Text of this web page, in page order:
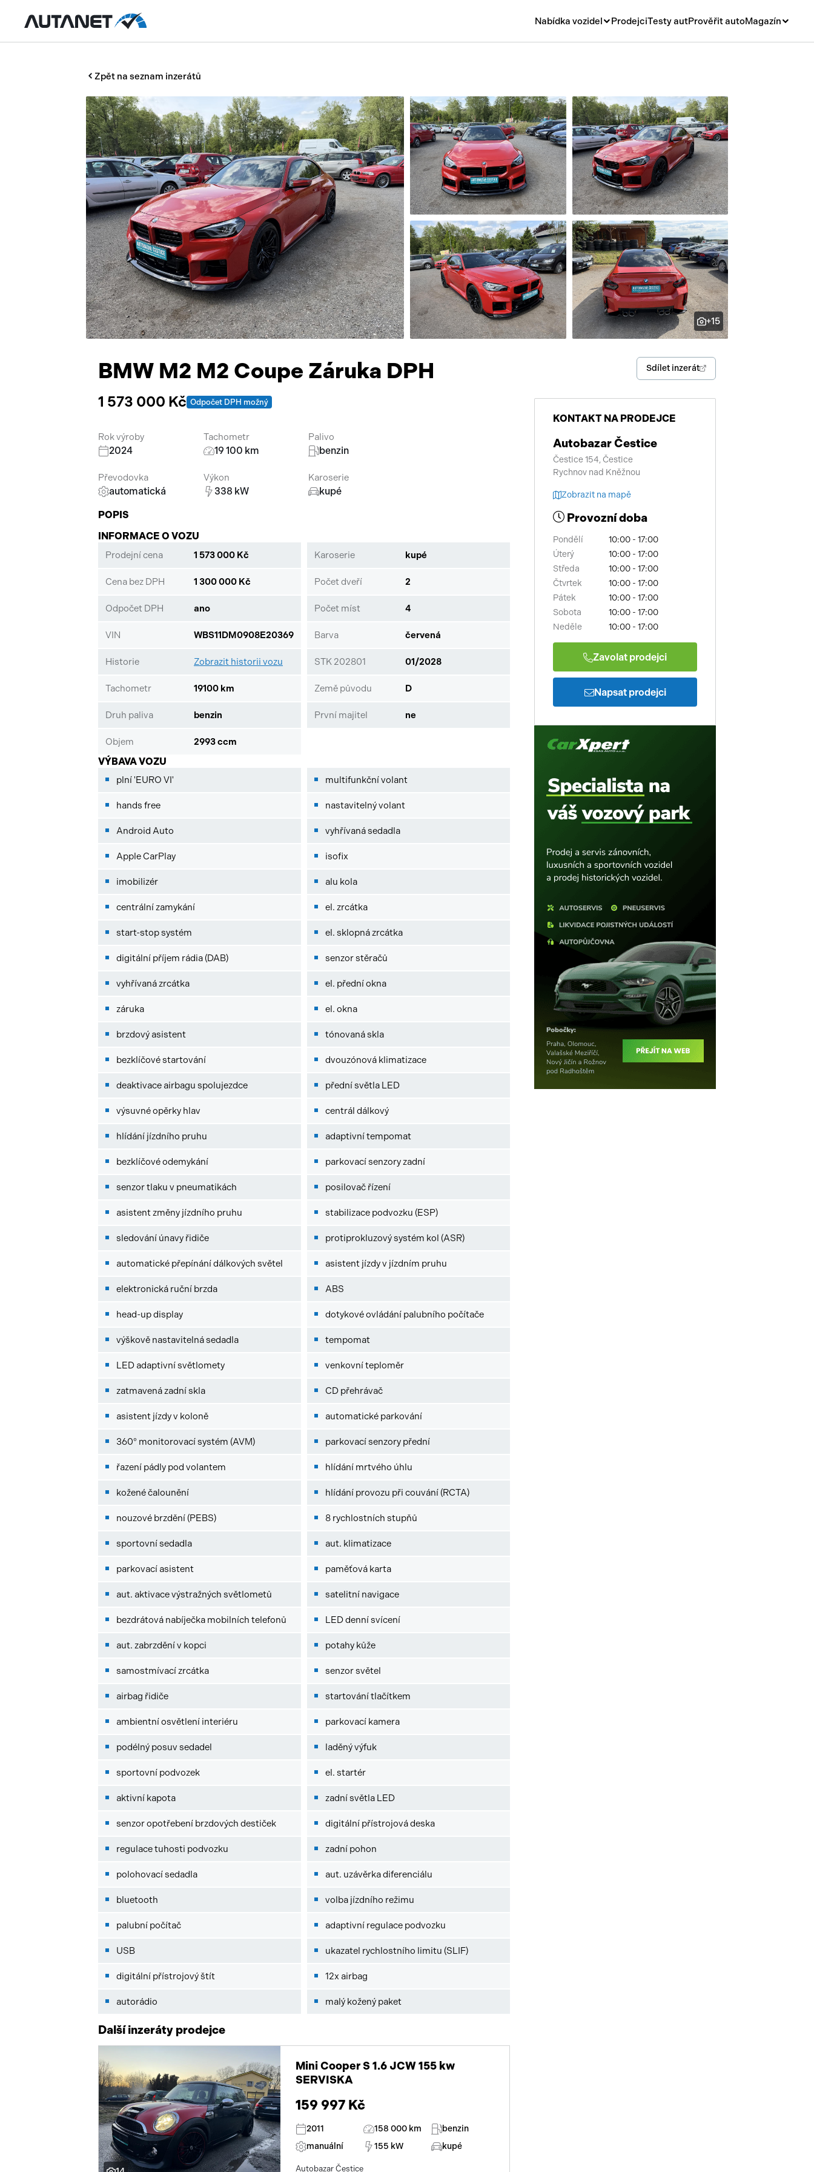
Nabídka vozidel
Nákladní
Obytná
Motorky
Přívěsy a návěsy
Autobusy
Pracovní stroje
Náhradní díly
Příslušenství
ProdejciTesty autPrověřit autoMagazín
Nové modely
Ojetiny
Auto a život
Videa
Zpět na seznam inzerátů
+15
BMW M2 M2 Coupe Záruka DPH
1 573 000 Kč Odpočet DPH možný
Rok výroby
2024
Tachometr
19 100 km
Palivo
benzin
Převodovka
automatická
Výkon
338 kW
Karoserie
kupé
POPIS
INFORMACE O VOZU
Prodejní cena 1 573 000 Kč
Cena bez DPH 1 300 000 Kč
Odpočet DPH ano
VIN WBS11DM0908E20369
Historie Zobrazit historii vozu
Tachometr 19100 km
Druh paliva benzin
Objem 2993 ccm
Karoserie kupé
Počet dveří 2
Počet míst 4
Barva červená
STK 202801 01/2028
Země původu D
První majitel ne
VÝBAVA VOZU
plní 'EURO VI'
hands free
Android Auto
Apple CarPlay
imobilizér
centrální zamykání
start-stop systém
digitální příjem rádia (DAB)
vyhřívaná zrcátka
záruka
brzdový asistent
bezklíčové startování
deaktivace airbagu spolujezdce
výsuvné opěrky hlav
hlídání jízdního pruhu
bezklíčové odemykání
senzor tlaku v pneumatikách
asistent změny jízdního pruhu
sledování únavy řidiče
automatické přepínání dálkových světel
elektronická ruční brzda
head-up display
výškově nastavitelná sedadla
LED adaptivní světlomety
zatmavená zadní skla
asistent jízdy v koloně
360° monitorovací systém (AVM)
řazení pádly pod volantem
kožené čalounění
nouzové brzdění (PEBS)
sportovní sedadla
parkovací asistent
aut. aktivace výstražných světlometů
bezdrátová nabíječka mobilních telefonů
aut. zabrzdění v kopci
samostmívací zrcátka
airbag řidiče
ambientní osvětlení interiéru
podélný posuv sedadel
sportovní podvozek
aktivní kapota
senzor opotřebení brzdových destiček
regulace tuhosti podvozku
polohovací sedadla
bluetooth
palubní počítač
USB
digitální přístrojový štít
autorádio
multifunkční volant
nastavitelný volant
vyhřívaná sedadla
isofix
alu kola
el. zrcátka
el. sklopná zrcátka
senzor stěračů
el. přední okna
el. okna
tónovaná skla
dvouzónová klimatizace
přední světla LED
centrál dálkový
adaptivní tempomat
parkovací senzory zadní
posilovač řízení
stabilizace podvozku (ESP)
protiprokluzový systém kol (ASR)
asistent jízdy v jízdním pruhu
ABS
dotykové ovládání palubního počítače
tempomat
venkovní teploměr
CD přehrávač
automatické parkování
parkovací senzory přední
hlídání mrtvého úhlu
hlídání provozu při couvání (RCTA)
8 rychlostních stupňů
aut. klimatizace
paměťová karta
satelitní navigace
LED denní svícení
potahy kůže
senzor světel
startování tlačítkem
parkovací kamera
laděný výfuk
el. startér
zadní světla LED
digitální přístrojová deska
zadní pohon
aut. uzávěrka diferenciálu
volba jízdního režimu
adaptivní regulace podvozku
ukazatel rychlostního limitu (SLIF)
12x airbag
malý kožený paket
Další inzeráty prodejce
Mini Cooper S 1.6 JCW 155 kw
SERVISKA
159 997 Kč
2011 158 000 km
benzin
manuální
155 kW kupé
Autobazar Čestice
Sdílet inzerát
KONTAKT NA PRODEJCE
Autobazar Čestice
Čestice 154, Čestice
Rychnov nad Kněžnou
Zobrazit na mapě
Provozní doba
Pondělí
10:00 - 17:00
Úterý
10:00 - 17:00
Středa
10:00 - 17:00
Čtvrtek
10:00 - 17:00
Pátek
10:00 - 17:00
Sobota
10:00 - 17:00
Neděle
10:00 - 17:00
Zavolat prodejci
Napsat prodejci